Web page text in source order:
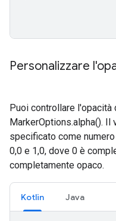
Personalizzare
Puoi controllare
MarkerOptions.alpha().
specificato come
0,0 e 1,0, dove 0 è
completamente opaco.
Kotlin Java